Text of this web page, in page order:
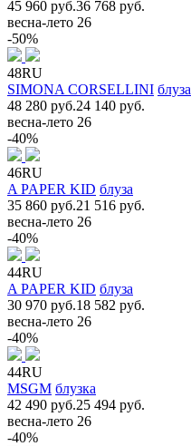
45 960 руб.36 768 руб.
весна-лето 26
-50%
48RU
SIMONA CORSELLINI блуза
48 280 руб.24 140 руб.
весна-лето 26
-40%
46RU
A PAPER KID блуза
35 860 руб.21 516 руб.
весна-лето 26
-40%
44RU
A PAPER KID блуза
30 970 руб.18 582 руб.
весна-лето 26
-40%
44RU
MSGM блузка
42 490 руб.25 494 руб.
весна-лето 26
-40%